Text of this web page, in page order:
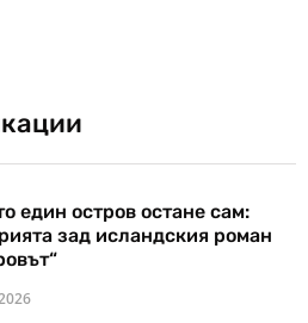
един остров остане сам:
зад исландския роман